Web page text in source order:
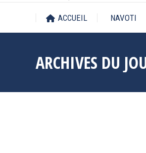
ACCUEIL NAVOTI
ARCHIVES DU